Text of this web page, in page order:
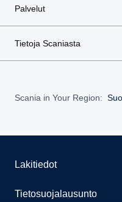
Palvelut
Tietoja Scaniasta
Scania in Your Region:
Lakitiedot
Tietosuojalausunto